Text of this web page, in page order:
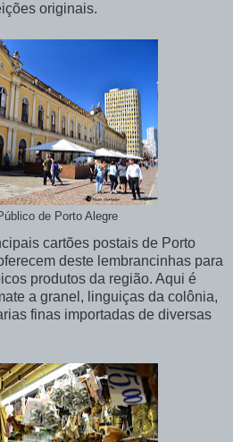
originais.
de Porto Alegre
cartões postais de Porto
deste lembrancinhas para
produtos da região. Aqui é
a granel, linguiças da colônia,
finas importadas de diversas